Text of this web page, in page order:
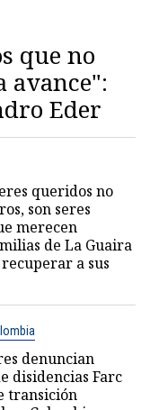
que no
avance":
Eder
queridos no
son seres
merecen
de La Guaira
a sus
denuncian
disidencias Farc
transición